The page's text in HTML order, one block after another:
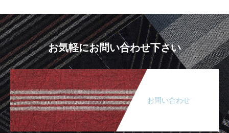
お気軽にお問い合わせ下さい
お問い合わせ